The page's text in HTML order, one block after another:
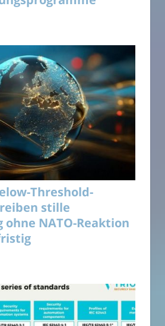
Threshold-
stille
NATO-Reaktion